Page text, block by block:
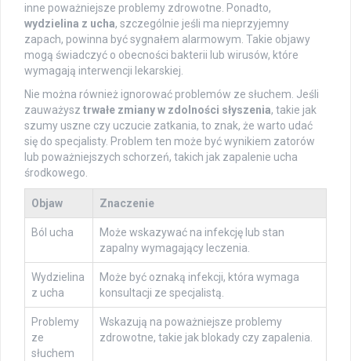
inne poważniejsze problemy zdrowotne. Ponadto,
wydzielina z ucha, szczególnie jeśli ma nieprzyjemny
zapach, powinna być sygnałem alarmowym. Takie objawy
mogą świadczyć o obecności bakterii lub wirusów, które
wymagają interwencji lekarskiej.
Nie można również ignorować problemów ze słuchem. Jeśli
zauważysz trwałe zmiany w zdolności słyszenia, takie jak
szumy uszne czy uczucie zatkania, to znak, że warto udać
się do specjalisty. Problem ten może być wynikiem zatorów
lub poważniejszych schorzeń, takich jak zapalenie ucha
środkowego.
Objaw Znaczenie
Ból ucha
Może wskazywać na infekcję lub stan
zapalny wymagający leczenia.
Wydzielina
z ucha
Może być oznaką infekcji, która wymaga
konsultacji ze specjalistą.
Problemy
ze
słuchem
Wskazują na poważniejsze problemy
zdrowotne, takie jak blokady czy zapalenia.